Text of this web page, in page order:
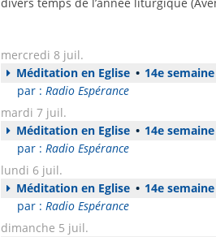
mercredi 8 juil.
Méditation en Eglise • 14e
par : Radio Espérance
mardi 7 juil.
Méditation en Eglise • 14e
par : Radio Espérance
lundi 6 juil.
Méditation en Eglise • 14e
par : Radio Espérance
dimanche 5 juil.